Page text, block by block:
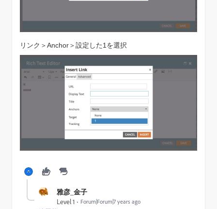
リンク＞Anchor＞設定した1を選択
雅彦_金子
Level 1 Forum|Forum|7 years ago